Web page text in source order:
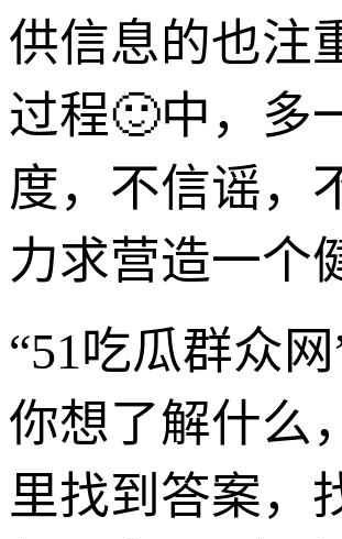
供信息的也注
过程🙂中，多
度，不信谣，
力求营造一个
“51吃瓜群众
你想了解什么
里找到答案，